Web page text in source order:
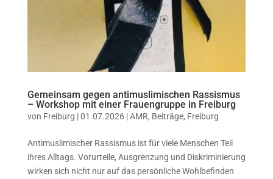
Gemeinsam gegen antimuslimischen Rassismus
– Workshop mit einer Frauengruppe in Freiburg
von Freiburg |01.07.2026|AMR, Beiträge, Freiburg
Antimuslimischer Rassismus ist für viele Menschen Teil
ihres Alltags. Vorurteile, Ausgrenzung und Diskriminierung
wirken sich nicht nur auf das persönliche Wohlbefinden